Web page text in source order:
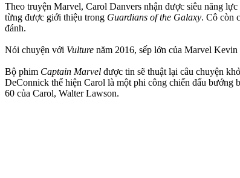
Theo truyện Marvel, Carol Danvers nhận được siêu năng
từng được giới thiệu trong Guardians of the Galaxy. Cô còn
đánh.
Nói chuyện với Vulture năm 2016, sếp lớn của Marvel
Bộ phim Captain Marvel được tin sẽ thuật lại câu chuyện
DeConnick thể hiện Carol là một phi công chiến đấu
60 của Carol, Walter Lawson.